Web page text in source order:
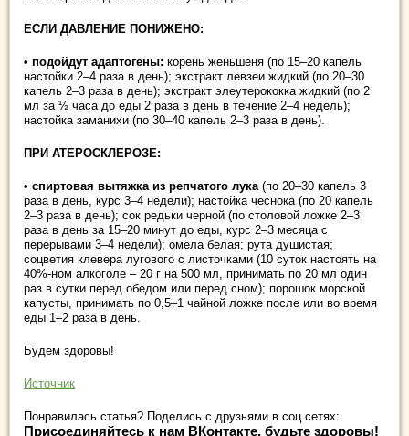
ЕСЛИ ДАВЛЕНИЕ ПОНИЖЕНО:
• подойдут адаптогены: корень женьшеня (по 15–20 капель
настойки 2–4 раза в день); экстракт левзеи жидкий (по 20–30
капель 2–3 раза в день); экстракт элеутерококка жидкий (по 2
мл за ½ часа до еды 2 раза в день в течение 2–4 недель);
настойка заманихи (по 30–40 капель 2–3 раза в день).
ПРИ АТЕРОСКЛЕРОЗЕ:
• спиртовая вытяжка из репчатого лука(по 20–30 капель 3
раза в день, курс 3–4 недели); настойка чеснока (по 20 капель
2–3 раза в день); сок редьки черной (по столовой ложке 2–3
раза в день за 15–20 минут до еды, курс 2–3 месяца с
перерывами 3–4 недели); омела белая; рута душистая;
соцветия клевера лугового с листочками (10 суток настоять на
40%-ном алкоголе – 20 г на 500 мл, принимать по 20 мл один
раз в сутки перед обедом или перед сном); порошок морской
капусты, принимать по 0,5–1 чайной ложке после или во время
еды 1–2 раза в день.
Будем здоровы!
Источник
Понравилась статья? Поделись с друзьями в соц.сетях:
Присоединяйтесь к нам ВКонтакте, будьте здоровы!